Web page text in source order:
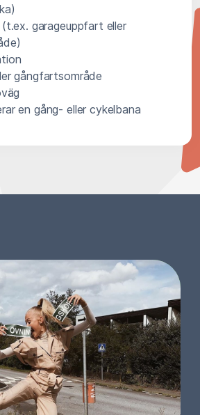
garageuppfart eller
gångfartsområde
en gång- eller cykelbana